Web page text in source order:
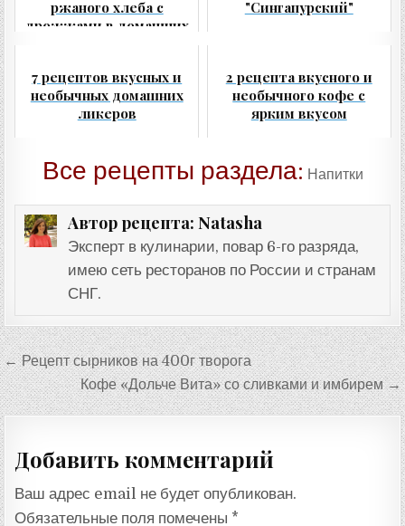
ржаного хлеба с
дрожжами в домашних
"Сингапурский"
7 рецептов вкусных и
необычных домашних
ликеров
2 рецепта вкусного и
необычного кофе с
ярким вкусом
Все рецепты раздела: Напитки
Автор рецепта: Natasha
Эксперт в кулинарии, повар 6-го разряда,
имею сеть ресторанов по России и странам
СНГ.
Навигация
по
записям
← Рецепт сырников на 400г творога
Кофе «Дольче Вита» со сливками и имбирем →
Добавить комментарий
Ваш адрес email не будет опубликован.
Обязательные поля помечены *